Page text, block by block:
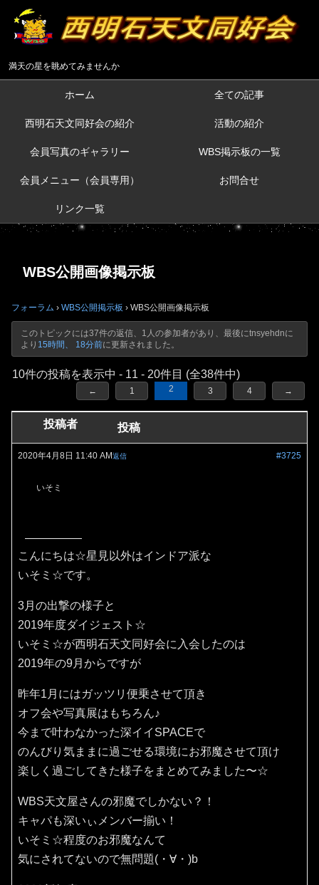
満天の星を眺めてみませんか
ホーム 全ての記事
西明石天文同好会の紹介 活動の紹介
会員写真のギャラリー WBS掲示板の一覧
会員メニュー（会員専用） お問合せ
リンク一覧
WBS公開画像掲示板
フォーラム › WBS公開掲示板 › WBS公開画像掲示板
このトピックには37件の返信、1人の参加者があり、最後にtnsyehdnに
より 15時間、 18分前に更新されました。
10件の投稿を表示中 - 11 - 20件目 (全38件中)
← 1 2 3 4 →
投稿者 投稿
2020年4月8日 11:40 AM #3725
返信
いそミ
こんにちは☆星見以外はインドア派な
いそミ☆です。
3月の出撃の様子と
2019年度ダイジェスト☆
いそミ☆が西明石天文同好会に入会したのは
2019年の9月からですが
昨年1月にはガッツリ便乗させて頂き
オフ会や写真展はもちろん♪
今まで叶わなかった深イイSPACEで
のんびり気ままに過ごせる環境にお邪魔させて頂け
楽しく過ごしてきた様子をまとめてみました〜☆
WBS天文屋さんの邪魔でしかない？！
キャパも深いぃメンバー揃い！
いそミ☆程度のお邪魔なんて
気にされてないので無問題(・∀・)b